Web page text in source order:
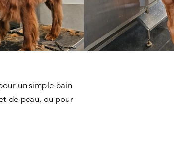
un simple bain
de peau, ou pour